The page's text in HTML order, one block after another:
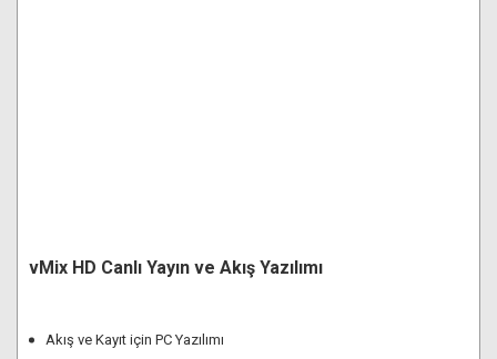
vMix HD Canlı Yayın ve Akış Yazılımı
Akış ve Kayıt için PC Yazılımı